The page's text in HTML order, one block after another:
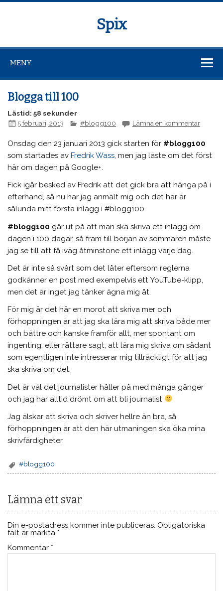
Spix
MENY
Blogga till 100
Lästid: 58 sekunder
5 februari, 2013
#blogg100 Lämna en kommentar
Onsdag den 23 januari 2013 gick starten för #blogg100
som startades avFredrik Wass, men jag läste om det först
här om dagen på Google+.
Fick igår besked av Fredrik att det gick bra att hänga på i
efterhand, så nu har jag anmält mig och det här är
sålunda mitt första inlägg i #blogg100.
#blogg100 går ut på att man ska skriva ett inlägg om
dagen i 100 dagar, så fram till början av sommaren måste
jag se till att få iväg åtminstone ett inlägg varje dag.
Det är inte så svårt som det låter eftersom reglerna
godkänner en post med exempelvis ett YouTube-klipp,
men det är inget jag tänker ägna mig åt.
För mig är det här en morot att skriva mer och
förhoppningen är att jag ska lära mig att skriva både mer
och bättre och kanske framför allt, mer spontant om
ingenting, eller rättare sagt, att lära mig skriva om sådant
som egentligen inte intresserar mig tillräckligt för att jag
ska skriva om det.
Det är väl det journalister håller på med många gånger
och jag har alltid drömt om att bli journalist
Jag älskar att skriva och skriver hellre än bra, så
förhoppningen är att den här utmaningen ska öka mina
skrivfärdigheter.
#blogg100
Lämna ett svar
Din e-postadress kommer inte publiceras. Obligatoriska
fält är märkta *
Kommentar *